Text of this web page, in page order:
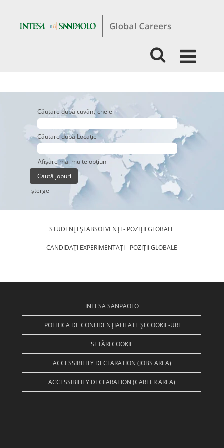
Căutare după cuvânt-cheie
Căutare după Locație
Afișare mai multe opțiuni
şterge
STUDENŢI ŞI ABSOLVENŢI - POZIŢII GLOBALE
CANDIDAŢI EXPERIMENTAŢI - POZIŢII GLOBALE
INTESA SANPAOLO
POLITICA DE CONFIDENȚIALITATE ȘI COOKIE-URI
SETĂRI COOKIE
ACCESSIBILITY DECLARATION (JOBS AREA)
ACCESSIBILITY DECLARATION (CAREER AREA)